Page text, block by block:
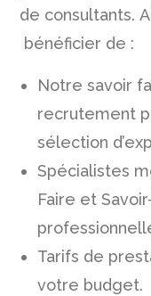
de consultants.
bénéficier de :
Notre savoir
recrutement
sélection
Spécialistes
Faire et
Tarifs de
votre budget.